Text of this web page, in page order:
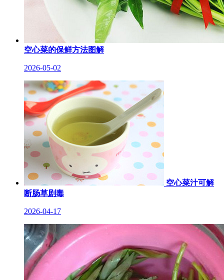
空心菜的保鲜方法图解
2026-05-02
空心菜汁可解
断肠草剧毒
2026-04-17